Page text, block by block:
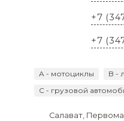
+7
+7
A - мотоциклы
B -
C - грузовой
Салават,